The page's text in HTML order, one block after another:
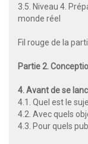
3.5. Niveau 4.
monde réel
Fil rouge de la
Partie 2.
4. Avant de se
4.1. Quel est le
4.2. Avec quels
4.3. Pour quels